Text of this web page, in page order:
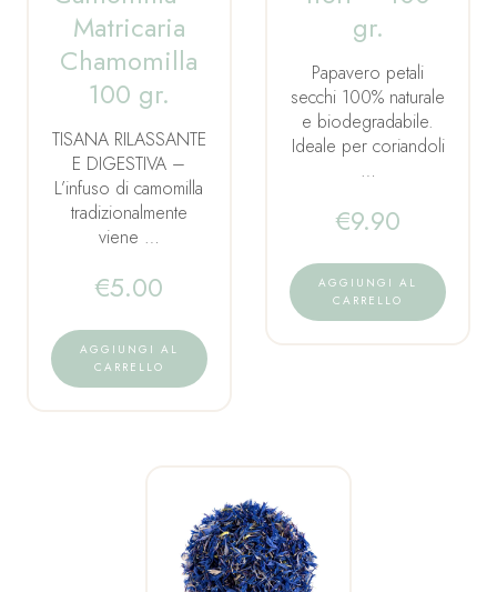
Matricaria
Chamomilla
100 gr.
TISANA RILASSANTE
E DIGESTIVA –
L’infuso di camomilla
tradizionalmente
viene …
€5.00
AGGIUNGI AL
CARRELLO
gr.
Papavero petali
secchi 100% naturale
e biodegradabile.
Ideale per coriandoli
…
€9.90
AGGIUNGI AL
CARRELLO